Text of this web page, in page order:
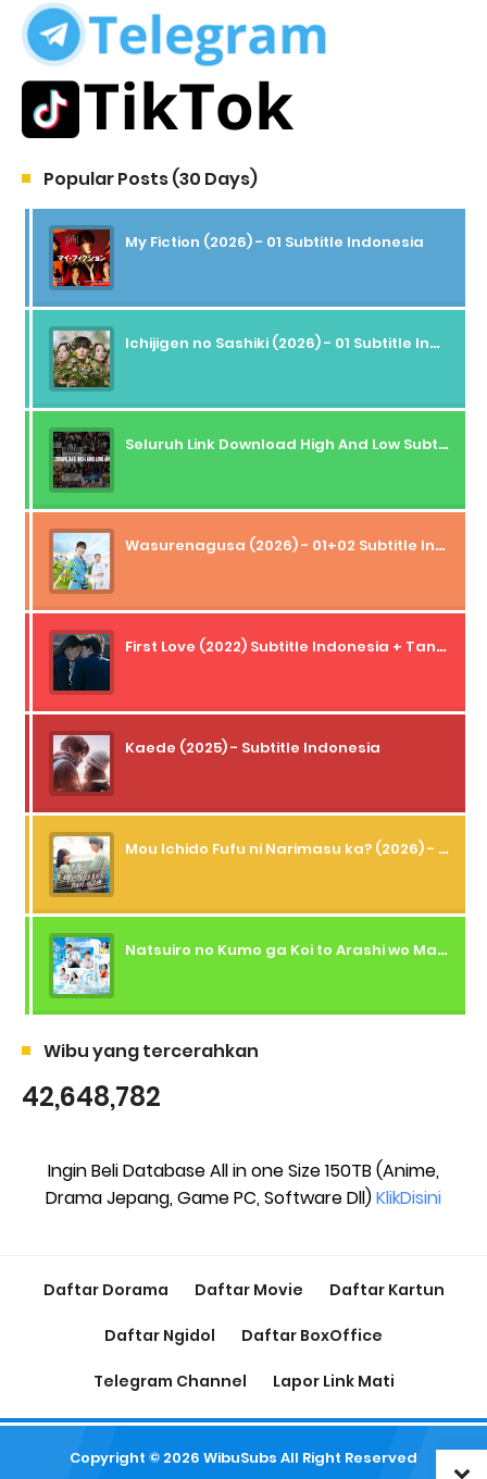
Popular Posts (30 Days)
My Fiction (2026) - 01 Subtitle Indonesia
Ichijigen no Sashiki (2026) - 01 Subtitle Indonesia
Seluruh Link Download High And Low Subtitle Indonesia
Wasurenagusa (2026) - 01+02 Subtitle Indonesia
First Love (2022) Subtitle Indonesia + Tanpa Iklan + Streaming + 1080p
Kaede (2025) - Subtitle Indonesia
Mou Ichido Fufu ni Narimasu ka? (2026) - 01 Subtitle Indonesia
Natsuiro no Kumo ga Koi to Arashi wo Makiokosu (2026) - 01 Subtitle Indonesia
Wibu yang tercerahkan
42,648,782
Ingin Beli Database All in one Size 150TB (Anime,
Drama Jepang, Game PC, Software Dll)KlikDisini
Daftar Dorama Daftar Movie Daftar Kartun
Daftar Ngidol Daftar BoxOffice
Telegram Channel Lapor Link Mati
Copyright © 2026 WibuSubs All Right Reserved